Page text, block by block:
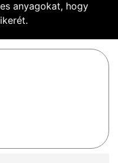
anyagokat, hogy